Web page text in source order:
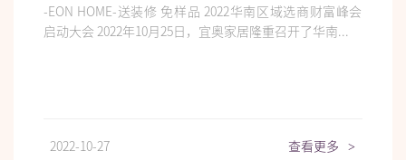
-EON HOME-送装修 免样品 2022华南区域选商财富峰会
启动大会 2022年10月25日，宜奥家居隆重召开了华南...
2022-10-27 查看更多 >